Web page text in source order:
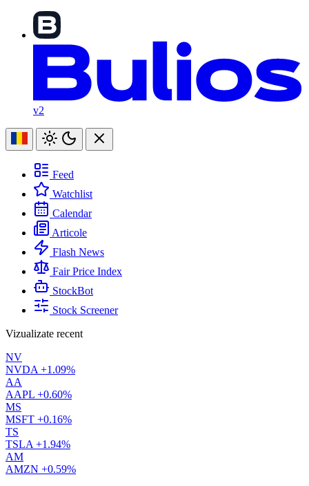
v2
Feed
Watchlist
Calendar
Articole
Flash News
Fair Price Index
StockBot
Stock Screener
Vizualizate recent
NV
NVDA +1.09%
AA
AAPL +0.60%
MS
MSFT +0.16%
TS
TSLA +1.94%
AM
AMZN +0.59%